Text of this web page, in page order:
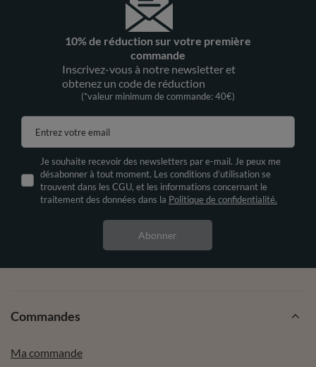
10% de réduction sur votre première
commande
Inscrivez-vous à notre newsletter et
obtenez un code de réduction
(*valeur minimum de commande: 40€)
Entrez votre email
Je souhaite recevoir des newsletters par e-mail. Je peux me
désabonner à tout moment. Les conditions d’utilisation se
trouvent dans les CGU, et les informations concernant le
traitement des données dans la Politique de confidentialité.
Abonner
Commandes
Ma commande